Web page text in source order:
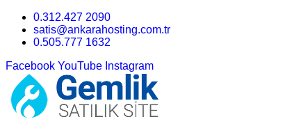
0.312.427 2090
satis@ankarahosting.com.tr
0.505.777 1632
Facebook YouTube Instagram